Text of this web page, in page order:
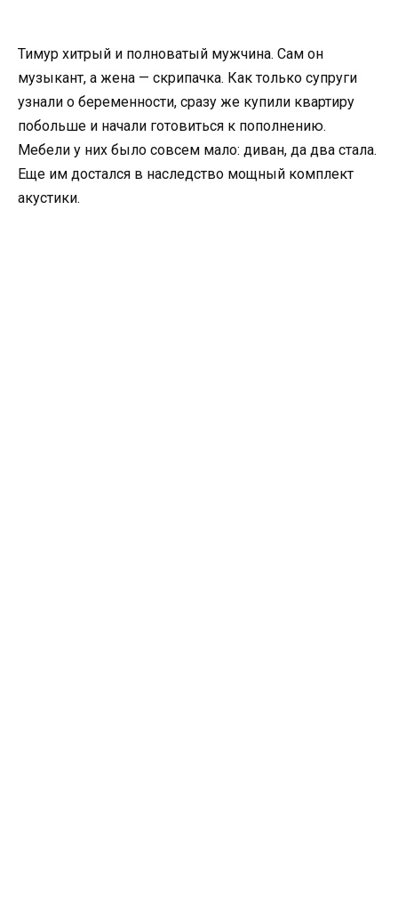
Тимур хитрый и полноватый мужчина. Сам он
музыкант, а жена — скрипачка. Как только супруги
узнали о беременности, сразу же купили квартиру
побольше и начали готовиться к пополнению.
Мебели у них было совсем мало: диван, да два стала.
Еще им достался в наследство мощный комплект
акустики.